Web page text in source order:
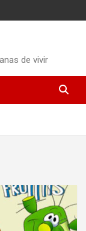
de vivir